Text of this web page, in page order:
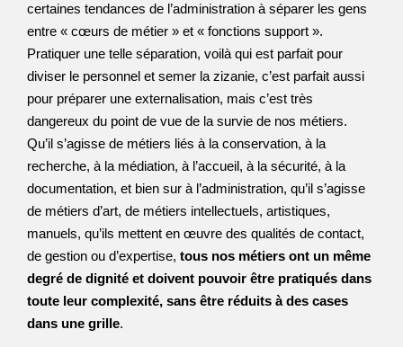
certaines tendances de l’administration à séparer les gens
entre « cœurs de métier » et « fonctions support ».
Pratiquer une telle séparation, voilà qui est parfait pour
diviser le personnel et semer la zizanie, c’est parfait aussi
pour préparer une externalisation, mais c’est très
dangereux du point de vue de la survie de nos métiers.
Qu’il s’agisse de métiers liés à la conservation, à la
recherche, à la médiation, à l’accueil, à la sécurité, à la
documentation, et bien sur à l’administration, qu’il s’agisse
de métiers d’art, de métiers intellectuels, artistiques,
manuels, qu’ils mettent en œuvre des qualités de contact,
de gestion ou d’expertise, tous nos métiers ont un même
degré de dignité et doivent pouvoir être pratiqués dans
toute leur complexité, sans être réduits à des cases
dans une grille.